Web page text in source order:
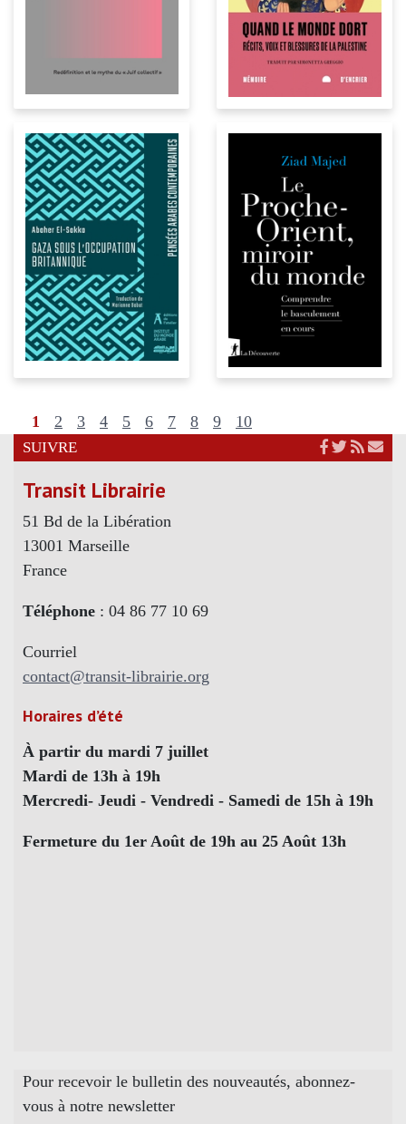
1 2 3 4 5 6 7 8 9 10
SUIVRE
Transit Librairie
51 Bd de la Libération
13001 Marseille
France
Téléphone : 04 86 77 10 69
Courriel
contact@transit-librairie.org
Horaires d’été
À partir du mardi 7 juillet
Mardi de 13h à 19h
Mercredi- Jeudi - Vendredi - Samedi de 15h à 19h
Fermeture du 1er Août de 19h au 25 Août 13h
Pour recevoir le bulletin des nouveautés, abonnez-
vous à notre newsletter